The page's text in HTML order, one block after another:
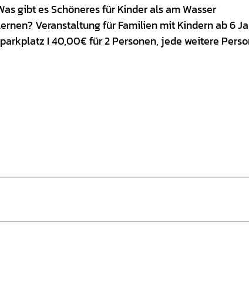
gibt es Schöneres für Kinder als am Wasser
Veranstaltung für Familien mit Kindern ab 6
I 40,00€ für 2 Personen, jede weitere